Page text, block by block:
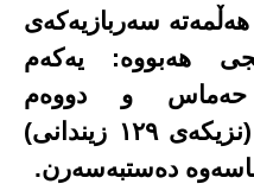
هەڵمەتە سەربازیەکەی
هەبووە: یەکەم
حەماس و دووەم
ڕزگارکردنی زیندانیەکان (نزیکەی ١٢٩ زیندانی)
دەستبەسەرن.